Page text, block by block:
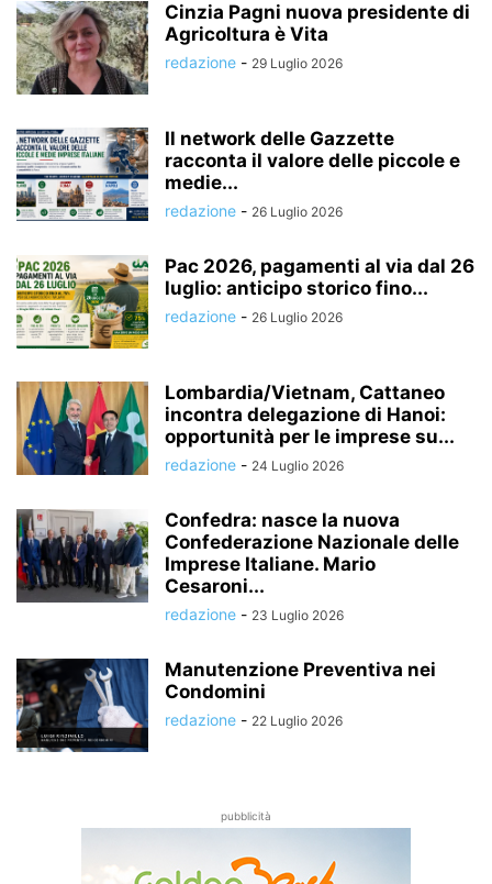
Cinzia Pagni nuova presidente di
Agricoltura è Vita
redazione - 29 Luglio 2026
Il network delle Gazzette
racconta il valore delle piccole e
medie...
redazione - 26 Luglio 2026
Pac 2026, pagamenti al via dal 26
luglio: anticipo storico fino...
redazione - 26 Luglio 2026
Lombardia/Vietnam, Cattaneo
incontra delegazione di Hanoi:
opportunità per le imprese su...
redazione - 24 Luglio 2026
Confedra: nasce la nuova
Confederazione Nazionale delle
Imprese Italiane. Mario
Cesaroni...
redazione - 23 Luglio 2026
Manutenzione Preventiva nei
Condomini
redazione - 22 Luglio 2026
pubblicità